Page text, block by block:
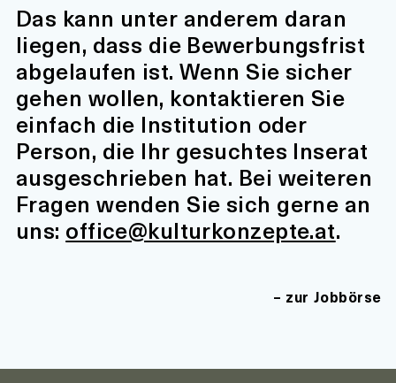
Das kann unter anderem daran
liegen, dass die Bewerbungsfrist
abgelaufen ist. Wenn Sie sicher
gehen wollen, kontaktieren Sie
einfach die Institution oder
Person, die Ihr gesuchtes Inserat
ausgeschrieben hat. Bei weiteren
Fragen wenden Sie sich gerne an
uns: office@kulturkonzepte.at.
zur Jobbörse